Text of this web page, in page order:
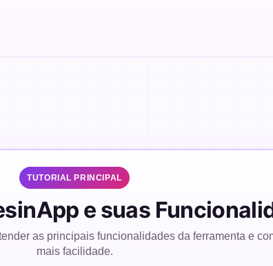
TUTORIAL PRINCIPAL
e suas
as principais funcionalidades da ferramenta e
mais facilidade.
Assistir aula